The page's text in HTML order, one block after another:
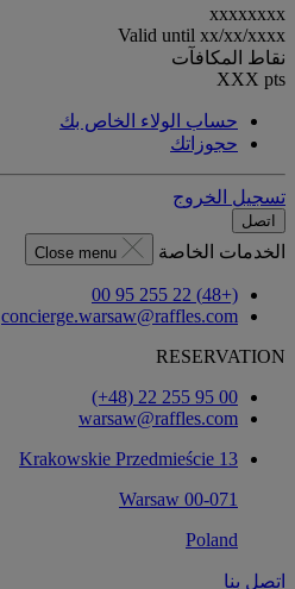
xxxxxxxx
Valid until xx/xx/xxxx
نقاط المكافآت
XXX pts
حساب الولاء الخاص بك
حجوزاتك
تسجيل الخروج
اتصل
الخدمات الخاصة Close menu
(+48) 22 255 95 00
concierge.warsaw@raffles.com
RESERVATION
‎(+48) 22 255 95 00‏
warsaw@raffles.com
Krakowskie Przedmieście 13
00-071 Warsaw
Poland
اتصل بنا